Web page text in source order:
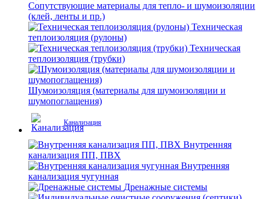
Сопутствующие материалы для тепло- и шумоизоляции
(клей, ленты и пр.)
Техническая
теплоизоляция (рулоны)
Техническая
теплоизоляция (трубки)
Шумоизоляция (материалы для шумоизоляции и
шумопоглащения)
Канализация
Внутренняя
канализация ПП, ПВХ
Внутренняя
канализация чугунная
Дренажные системы